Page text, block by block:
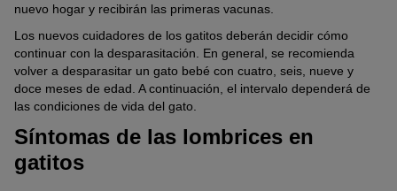
nuevo hogar y recibirán las primeras vacunas.
Los nuevos cuidadores de los gatitos deberán decidir cómo
continuar con la desparasitación. En general, se recomienda
volver a desparasitar un gato bebé con cuatro, seis, nueve y
doce meses de edad. A continuación, el intervalo dependerá de
las condiciones de vida del gato.
Síntomas de las lombrices en
gatitos